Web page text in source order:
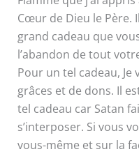
Cœur de Dieu le Père.
grand cadeau que
l’abandon de tout
Pour un tel cadeau,
grâces et de dons. Il
tel cadeau car Satan
s’interposer. Si vous
vous-même et sur la